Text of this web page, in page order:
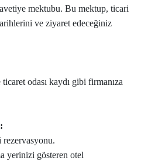
mektubu. Bu mektup, ticari
ve ziyaret edeceğiniz
odası kaydı gibi firmanıza
yerinizi gösteren otel